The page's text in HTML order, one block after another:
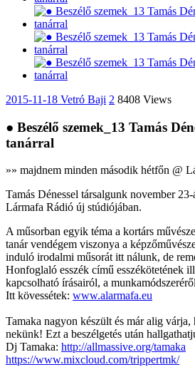
2015-11-18 Vetró Baji 2 8408 Views
● Beszélő szemek_13 Tamás
tanárral
»» majdnem minden második hétfőn @
Tamás Dénessel társalgunk november
Lármafa Rádió új stúdiójában.
A műsorban egyik téma a kortárs
tanár vendégem viszonya a
induló irodalmi műsorát itt nálunk, de
Honfoglaló esszék című esszékötetének
kapcsolható írásairól, a
Itt kövessétek: www.alarmafa.eu
Tamaka nagyon készült és már alig
nekünk! Ezt a beszélgetés után
Dj Tamaka: http://allmassive.org/tamaka
https://www.mixcloud.com/trippertmk/